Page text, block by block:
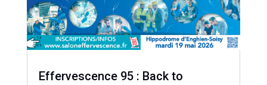
Effervescence 95 : Back to